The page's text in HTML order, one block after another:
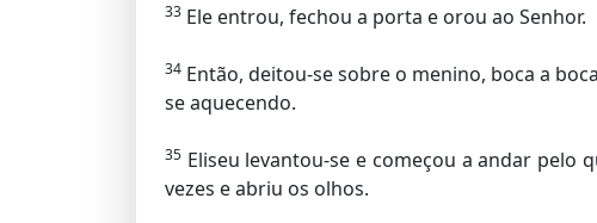
33 Ele entrou, fechou a porta e orou ao Senhor.
34 Então, deitou-se sobre o menino, boca a
se aquecendo.
35 Eliseu levantou-se e começou a andar pelo
vezes e abriu os olhos.